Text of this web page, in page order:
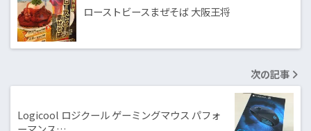
ローストビースまぜそば 大阪王将
次の記事
Logicool ロジクール ゲーミングマウス パフォ